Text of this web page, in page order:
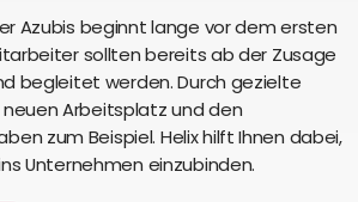
Azubis beginnt lange vor dem ersten
sollten bereits ab der Zusage
begleitet werden. Durch gezielte
Arbeitsplatz und den
zum Beispiel. Helix hilft Ihnen dabei,
Unternehmen einzubinden.